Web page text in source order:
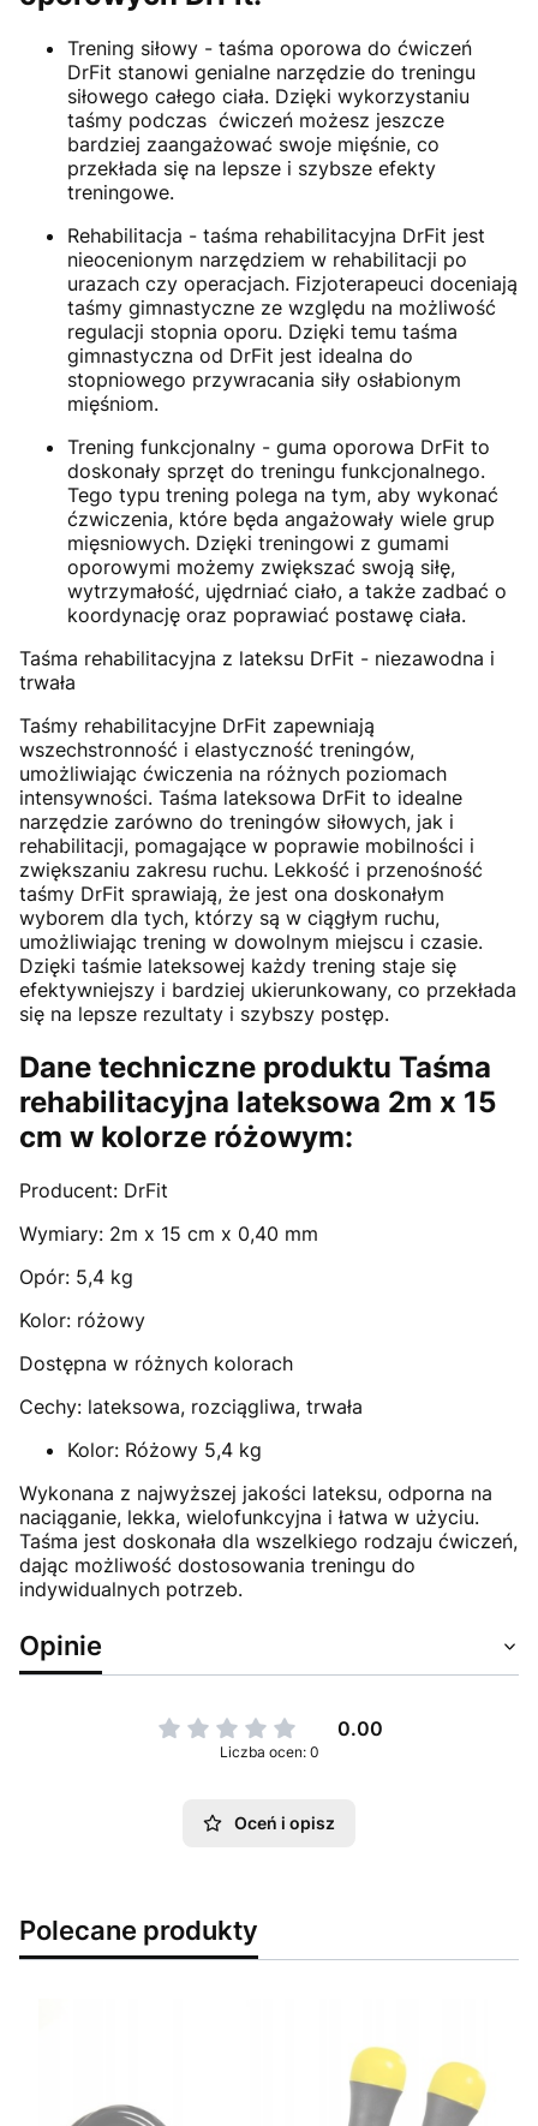
Trening siłowy - taśma oporowa do ćwiczeń
DrFit stanowi genialne narzędzie do treningu
siłowego całego ciała. Dzięki wykorzystaniu
taśmy podczas ćwiczeń możesz jeszcze
bardziej zaangażować swoje mięśnie, co
przekłada się na lepsze i szybsze efekty
treningowe.
Rehabilitacja - taśma rehabilitacyjna DrFit jest
nieocenionym narzędziem w rehabilitacji po
urazach czy operacjach. Fizjoterapeuci doceniają
taśmy gimnastyczne ze względu na możliwość
regulacji stopnia oporu. Dzięki temu taśma
gimnastyczna od DrFit jest idealna do
stopniowego przywracania siły osłabionym
mięśniom.
Trening funkcjonalny - guma oporowa DrFit to
doskonały sprzęt do treningu funkcjonalnego.
Tego typu trening polega na tym, aby wykonać
ćzwiczenia, które będa angażowały wiele grup
mięsniowych. Dzięki treningowi z gumami
oporowymi możemy zwiększać swoją siłę,
wytrzymałość, ujędrniać ciało, a także zadbać o
koordynację oraz poprawiać postawę ciała.
Taśma rehabilitacyjna z lateksu DrFit - niezawodna i
trwała
Taśmy rehabilitacyjne DrFit zapewniają
wszechstronność i elastyczność treningów,
umożliwiając ćwiczenia na różnych poziomach
intensywności. Taśma lateksowa DrFit to idealne
narzędzie zarówno do treningów siłowych, jak i
rehabilitacji, pomagające w poprawie mobilności i
zwiększaniu zakresu ruchu. Lekkość i przenośność
taśmy DrFit sprawiają, że jest ona doskonałym
wyborem dla tych, którzy są w ciągłym ruchu,
umożliwiając trening w dowolnym miejscu i czasie.
Dzięki taśmie lateksowej każdy trening staje się
efektywniejszy i bardziej ukierunkowany, co przekłada
się na lepsze rezultaty i szybszy postęp.
Dane techniczne produktu Taśma
rehabilitacyjna lateksowa 2m x 15
cm w kolorze różowym:
Producent: DrFit
Wymiary: 2m x 15 cm x 0,40 mm
Opór: 5,4 kg
Kolor: różowy
Dostępna w różnych kolorach
Cechy: lateksowa, rozciągliwa, trwała
Kolor: Różowy 5,4 kg
Wykonana z najwyższej jakości lateksu, odporna na
naciąganie, lekka, wielofunkcyjna i łatwa w użyciu.
Taśma jest doskonała dla wszelkiego rodzaju ćwiczeń,
dając możliwość dostosowania treningu do
indywidualnych potrzeb.
Opinie
0.00
Liczba ocen: 0
Oceń i opisz
Polecane produkty